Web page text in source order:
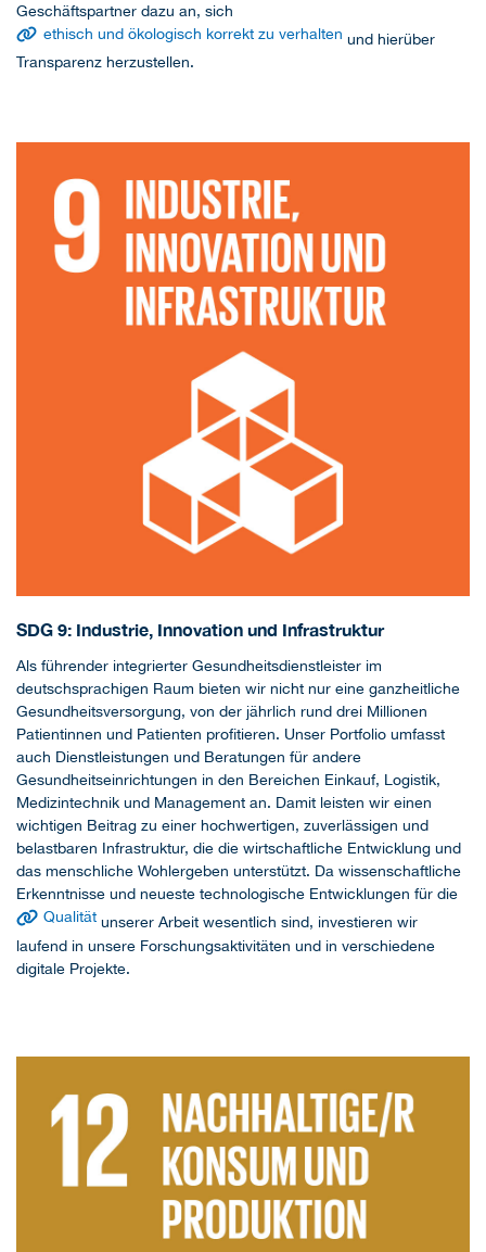
Geschäftspartner dazu an, sich
ethisch und ökologisch korrekt zu verhalten und hierüber
Transparenz herzustellen.
SDG 9: Industrie, Innovation und Infrastruktur
Als führender integrierter Gesundheitsdienstleister im
deutschsprachigen Raum bieten wir nicht nur eine ganzheitliche
Gesundheitsversorgung, von der jährlich rund drei Millionen
Patientinnen und Patienten profitieren. Unser Portfolio umfasst
auch Dienstleistungen und Beratungen für andere
Gesundheitseinrichtungen in den Bereichen Einkauf, Logistik,
Medizintechnik und Management an. Damit leisten wir einen
wichtigen Beitrag zu einer hochwertigen, zuverlässigen und
belastbaren Infrastruktur, die die wirtschaftliche Entwicklung und
das menschliche Wohlergeben unterstützt. Da wissenschaftliche
Erkenntnisse und neueste technologische Entwicklungen für die
Qualität unserer Arbeit wesentlich sind, investieren wir
laufend in unsere Forschungsaktivitäten und in verschiedene
digitale Projekte.